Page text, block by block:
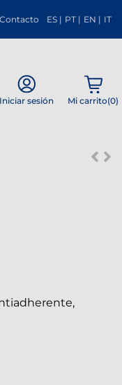
Contacto ES | PT | EN | IT
Iniciar sesión Mi carrito(0)